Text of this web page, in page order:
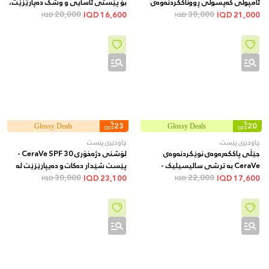
پێست - یارمەتیدەرە بۆ یەکخستنی
تۆخییەکانی پێست، 100 مل
21,000
30,000
IQD
٢٣٦ مل
16,600
20,000
IQD
20
%
OFF
Glossy Deals
چاودێری پێست
جێڵی پاککەرەوەی نوێکردنەوەی
CeraVe بە ترشی سالیسیلیک -
پاککردنەوە و قڵیشاندنی پێست بۆ
پێست، 237 مل
17,600
22,000
IQD
23
%
OFF
Glossy Deals
چاودێری پێست
لۆشنی دژەخۆری CeraVe SPF 30 -
پێست شێدار دەکات و دەیپارێزێت لە
تیشکی خۆر، 52 مل
23,100
30,000
IQD